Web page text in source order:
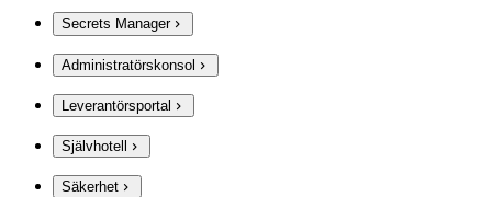
Secrets Manager
Administratörskonsol
Leverantörsportal
Självhotell
Säkerhet